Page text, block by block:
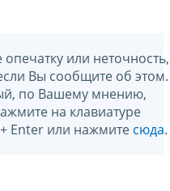
или неточность,
Вы сообщите об этом.
по Вашему мнению,
на клавиатуре
Enter или нажмите сюда.